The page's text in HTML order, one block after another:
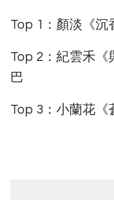
Top 1：顏淡《沉
Top 2：紀雲禾《
巴
Top 3：小蘭花《